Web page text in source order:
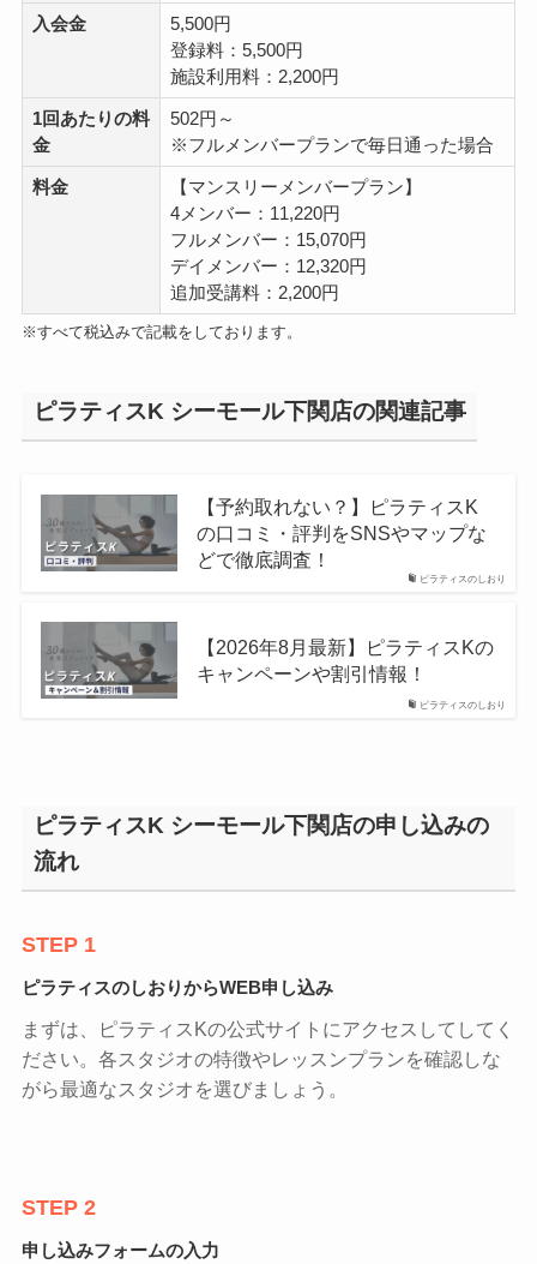
入会金
5,500円
登録料：5,500円
施設利用料：2,200円
1回あたりの料
金
502円～
※フルメンバープランで毎日通った場合
料金
【マンスリーメンバープラン】
4メンバー：11,220円
フルメンバー：15,070円
デイメンバー：12,320円
追加受講料：2,200円
※すべて税込みで記載をしております。
ピラティスK シーモール下関店の関連記事
ピラティスのしおり
【予約取れない？】ピラティスK
の口コミ・評判をSNSやマップな
どで徹底調査！
ピラティスのしおり
【2026年8月最新】ピラティスKの
キャンペーンや割引情報！
ピラティスK シーモール下関店の申し込みの
流れ
STEP 1
ピラティスのしおりからWEB申し込み
まずは、ピラティスKの公式サイトにアクセスしてしてく
ださい。各スタジオの特徴やレッスンプランを確認しな
がら最適なスタジオを選びましょう。
STEP 2
申し込みフォームの入力